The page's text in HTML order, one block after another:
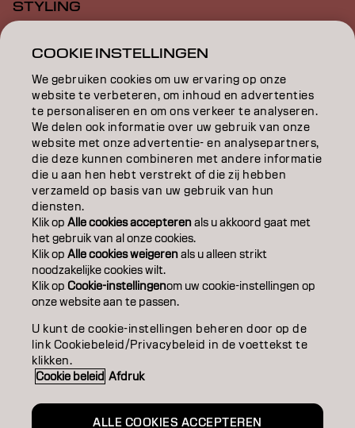
STYLING
EDUCATION
OVER
SALONVINDER
WORD PARTNER
CONTACT
ColofonPrivacyverklaringCookiebeleid
GebruiksvoorwaardenToegankelijkheidsverklaring
BE | Dutch
Goldwell is part of
COOKIE INSTELLINGEN
We gebruiken cookies om uw ervaring op onze
website te verbeteren, om inhoud en advertenties
te personaliseren en om ons verkeer te analyseren.
We delen ook informatie over uw gebruik van onze
website met onze advertentie- en analysepartners,
die deze kunnen combineren met andere informatie
die u aan hen hebt verstrekt of die zij hebben
verzameld op basis van uw gebruik van hun
diensten.
Klik opAlle cookies accepterenals u akkoord gaat met
het gebruik van al onze cookies.
Klik opAlle cookies weigerenals u alleen strikt
noodzakelijke cookies wilt.
Klik opCookie-instellingenom uw cookie-instellingen op
onze website aan te passen.
U kunt de cookie-instellingen beheren door op de
link Cookiebeleid/Privacybeleid in de voettekst te
klikken.
Cookie beleid Afdruk
ALLE COOKIES ACCEPTEREN